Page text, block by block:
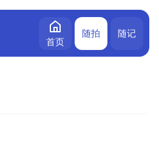
首页
随拍 随记